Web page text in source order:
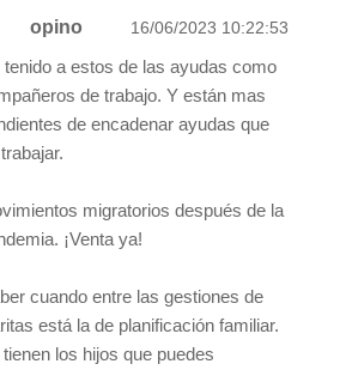
opino 16/06/2023 10:22:53
tenido a estos de las ayudas como
de trabajo. Y están mas
de encadenar ayudas que
migratorios después de la
¡Venta ya!
cuando entre las gestiones de
está la de planificación familiar.
tienen los hijos que puedes